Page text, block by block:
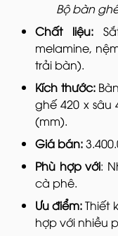
Bộ bàn
Chất liệu:
melamine,
trải bàn).
Kích thước:
ghế 420 x sâu
(mm).
Giá bán:
Phù hợp với:
cà phê.
Ưu điểm:Thiết
hợp với nhiều